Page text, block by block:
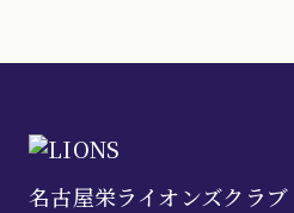
名古屋栄ライオンズクラブ